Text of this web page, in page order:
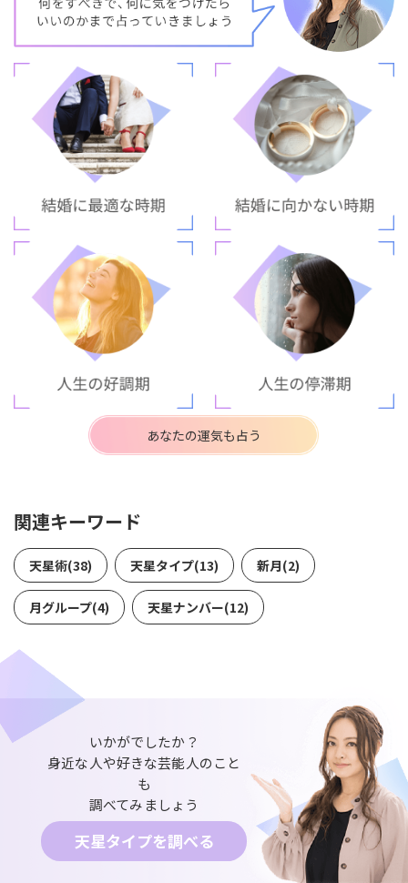
あなたの運気も占う
関連キーワード
天星術(38) 天星タイプ(13) 新月(2)
月グループ(4) 天星ナンバー(12)
いかがでしたか？
身近な人や好きな芸能人のこと
も
調べてみましょう
天星タイプを調べる